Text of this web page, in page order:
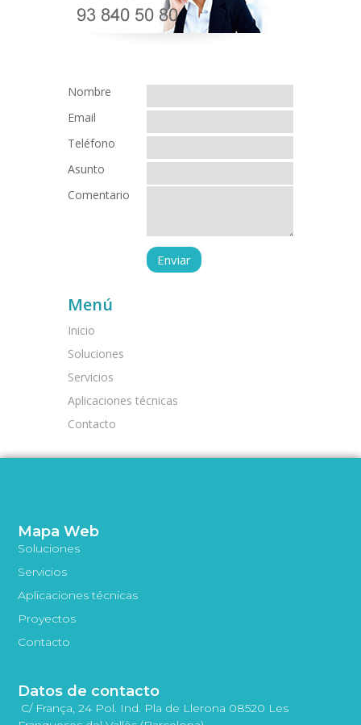
Nombre
Email
Teléfono
Asunto
Comentario
Menú
Inicio
Soluciones
Servicios
Aplicaciones técnicas
Contacto
Mapa Web
Soluciones
Servicios
Aplicaciones técnicas
Proyectos
Contacto
Datos de contacto
C/ França, 24 Pol. Ind. Pla de Llerona 08520 Les